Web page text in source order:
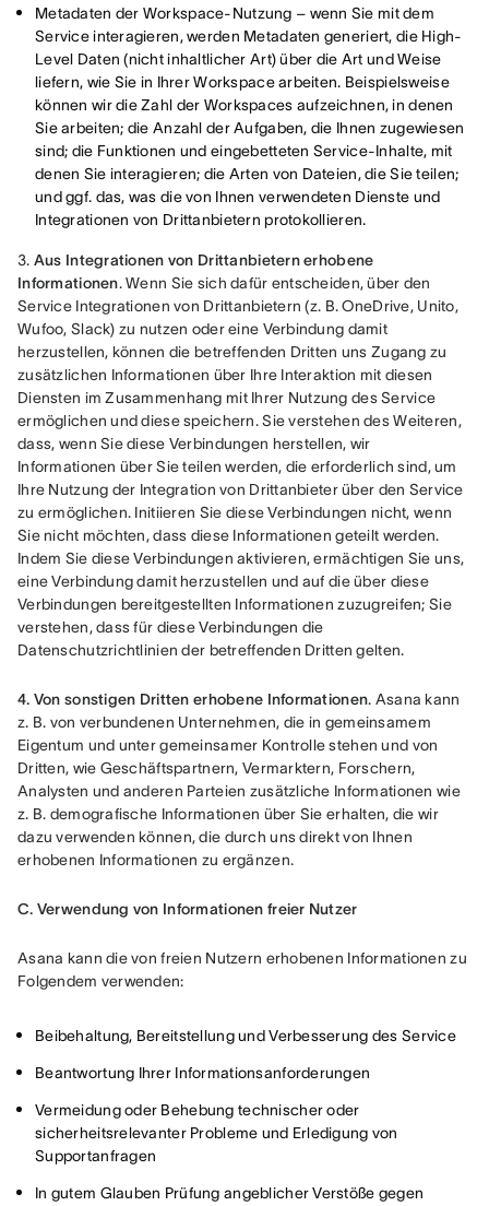
Metadaten der Workspace-Nutzung – wenn Sie mit dem
Service interagieren, werden Metadaten generiert, die High-
Level Daten (nicht inhaltlicher Art) über die Art und Weise
liefern, wie Sie in Ihrer Workspace arbeiten. Beispielsweise
können wir die Zahl der Workspaces aufzeichnen, in denen
Sie arbeiten; die Anzahl der Aufgaben, die Ihnen zugewiesen
sind; die Funktionen und eingebetteten Service-Inhalte, mit
denen Sie interagieren; die Arten von Dateien, die Sie teilen;
und ggf. das, was die von Ihnen verwendeten Dienste und
Integrationen von Drittanbietern protokollieren.
3. Aus Integrationen von Drittanbietern erhobene
Informationen. Wenn Sie sich dafür entscheiden, über den
Service Integrationen von Drittanbietern (z. B. OneDrive, Unito,
Wufoo, Slack) zu nutzen oder eine Verbindung damit
herzustellen, können die betreffenden Dritten uns Zugang zu
zusätzlichen Informationen über Ihre Interaktion mit diesen
Diensten im Zusammenhang mit Ihrer Nutzung des Service
ermöglichen und diese speichern. Sie verstehen des Weiteren,
dass, wenn Sie diese Verbindungen herstellen, wir
Informationen über Sie teilen werden, die erforderlich sind, um
Ihre Nutzung der Integration von Drittanbieter über den Service
zu ermöglichen. Initiieren Sie diese Verbindungen nicht, wenn
Sie nicht möchten, dass diese Informationen geteilt werden.
Indem Sie diese Verbindungen aktivieren, ermächtigen Sie uns,
eine Verbindung damit herzustellen und auf die über diese
Verbindungen bereitgestellten Informationen zuzugreifen; Sie
verstehen, dass für diese Verbindungen die
Datenschutzrichtlinien der betreffenden Dritten gelten.
4. Von sonstigen Dritten erhobene Informationen. Asana kann
z. B. von verbundenen Unternehmen, die in gemeinsamem
Eigentum und unter gemeinsamer Kontrolle stehen und von
Dritten, wie Geschäftspartnern, Vermarktern, Forschern,
Analysten und anderen Parteien zusätzliche Informationen wie
z. B. demografische Informationen über Sie erhalten, die wir
dazu verwenden können, die durch uns direkt von Ihnen
erhobenen Informationen zu ergänzen.
C. Verwendung von Informationen freier Nutzer
Asana kann die von freien Nutzern erhobenen Informationen zu
Folgendem verwenden:
Beibehaltung, Bereitstellung und Verbesserung des Service
Beantwortung Ihrer Informationsanforderungen
Vermeidung oder Behebung technischer oder
sicherheitsrelevanter Probleme und Erledigung von
Supportanfragen
In gutem Glauben Prüfung angeblicher Verstöße gegen